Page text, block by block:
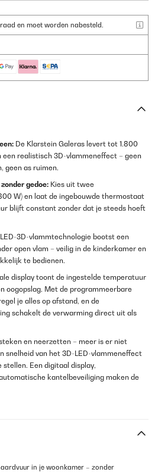
en moet worden nabesteld.
De Klarstein Galeras levert tot 1.800
realistisch 3D-vlammeneffect – geen
geen as ruimen.
gedoe: Kies uit twee
W) en laat de ingebouwde thermostaat
blijft constant zonder dat je steeds hoeft
3D-vlammtechnologie bootst een
open vlam – veilig in de kinderkamer en
te bedienen.
display toont de ingestelde temperatuur
oogopslag. Met de programmeerbare
je alles op afstand, en de
schakelt de verwarming direct uit als
en neerzetten – meer is er niet
snelheid van het 3D-LED-vlammeneffect
Een digitaal display,
kantelbeveiliging maken de
in je woonkamer – zonder